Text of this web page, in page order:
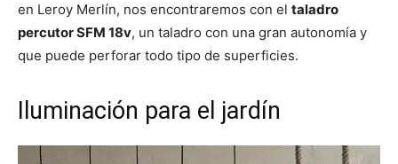
en Leroy Merlín, nos encontraremos con el taladro
percutor SFM 18v, un taladro con una gran autonomía y
que puede perforar todo tipo de superficies.
Iluminación para el jardín